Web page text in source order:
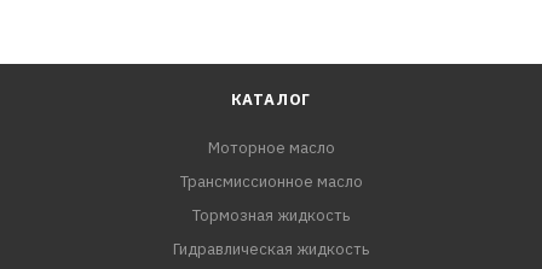
КАТАЛОГ
Моторное масло
Трансмиссионное масло
Тормозная жидкость
Гидравлическая жидкость